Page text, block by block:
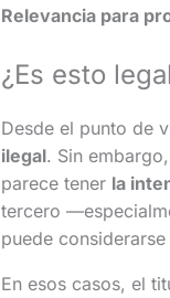
Relevancia para
¿Es esto
Desde el punto de
ilegal. Sin
parece tener la
tercero
puede considerarse
En esos casos, el